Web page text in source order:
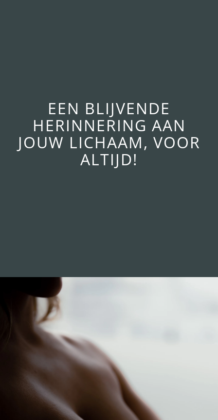
EEN BLIJVENDE
HERINNERING AAN
JOUW LICHAAM, VOOR
ALTIJD!